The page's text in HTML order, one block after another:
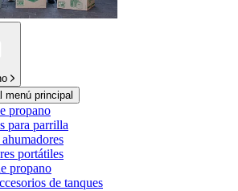
menú principal
propano
para parrilla
portátiles
propano
de tanques